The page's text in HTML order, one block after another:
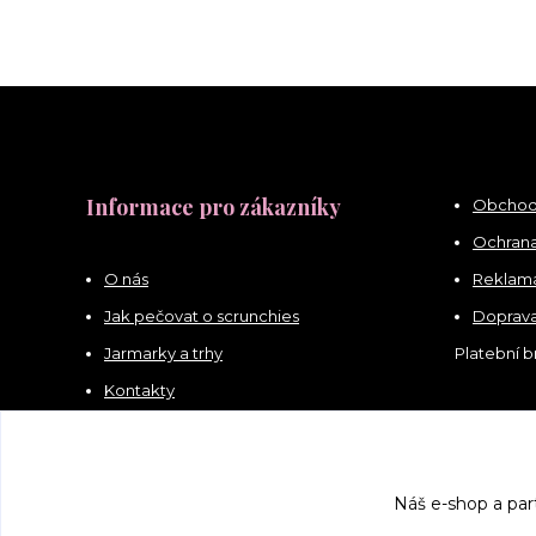
Informace pro zákazníky
O nás
Jak pečovat o scrunchies
Jarmarky a trhy
Kontakty
Platební
Náš e-shop a